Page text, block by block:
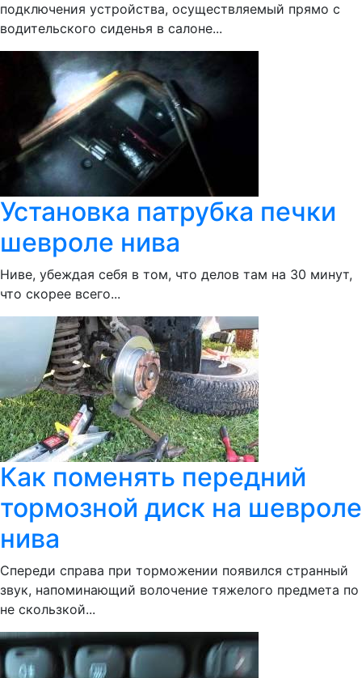
подключения устройства, осуществляемый прямо с
водительского сиденья в салоне...
Установка патрубка печки
шевроле нива
Ниве, убеждая себя в том, что делов там на 30 минут,
что скорее всего...
Как поменять передний
тормозной диск на шевроле
нива
Спереди справа при торможении появился странный
звук, напоминающий волочение тяжелого предмета по
не скользкой...